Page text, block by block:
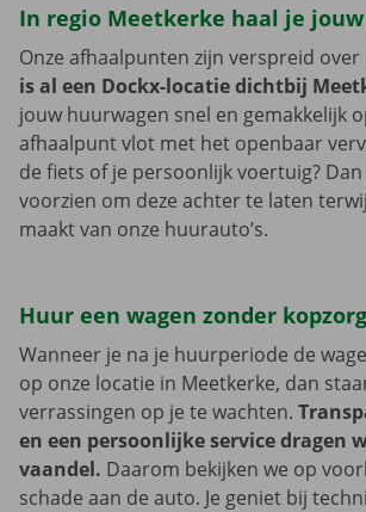
In regio Meetkerke haal je
Onze afhaalpunten zijn verspreid
is al een Dockx-locatie dichtbij
jouw huurwagen snel en gemakkelijk
afhaalpunt vlot met het openbaar
de fiets of je persoonlijk voertuig?
voorzien om deze achter te laten
maakt van onze huurauto’s.
Huur een wagen zonder
Wanneer je na je huurperiode de
op onze locatie in Meetkerke, dan
verrassingen op je te wachten.
en een persoonlijke service dragen
vaandel. Daarom bekijken we op
schade aan de auto. Je geniet bij